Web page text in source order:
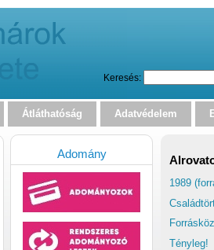
Keresés:
Átláthatóság Adatvédelem
1989
Tényleg!
Adomány